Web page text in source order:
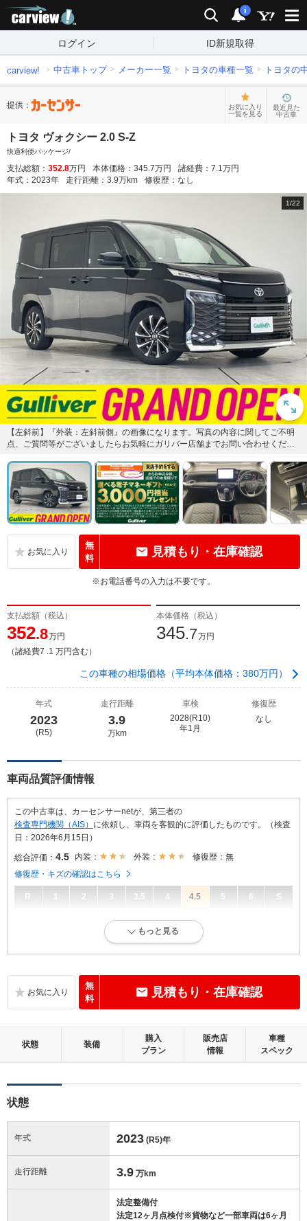
検索 通知
i
ログイン ID新規取得
carview! 中古車トップ メーカー一覧 トヨタの車種一覧 トヨタの
提供：
お気に入り
一覧を見る
最近見た
中古車
トヨタ ヴォクシー 2.0 S-Z
快適利便パッケージ/
支払総額： 352.8万円 本体価格： 345.7万円 諸経費： 7.1万円
年式： 2023年 走行距離： 3.9万km 修復歴： なし
1/22
【左斜前】『外装：左斜前側』の画像になります。写真の内容に関してご不明
点、ご質問等がございましたらお気軽にガリバー店舗までお問い合わせくださ
無
料
見積もり・在庫確認
※お電話番号の入力は不要です。
支払総額（税込）
352.8万円
（諸経費7 .1 万円含む）
本体価格（税込）
345.7万円
この車種の相場価格（平均本体価格：380万円）
年式
2023
(R5)
走行距離
3.9
万km
車検
2028(R10)
年1月
修復歴
なし
車両品質評価情報
この中古車は、カーセンサーnetが、第三者の
検査専門機関（AIS） に依頼し、車両を客観的に評価したものです。（検査
日：2026年6月15日）
総合評価： 4.5 内装： 外装：
修復歴：無
修復歴・キズの確認はこちら
R 1 2 3 3.5 4 4.5 5 6 S
内外装に目立たない軽微なキズ、ヘコミが少し認められますが、良好な
目立たない軽微なダメージはありますが、良好な状態です。
外装：
キズ、ヘコミなどが少なく、あっても目立たない、良好な状態です。
もっと見る
無
料
見積もり・在庫確認
状態 装備
購入
プラン
販売店
情報
車種
スペック
状態
年式 2023 (R5)年
走行距離 3.9 万km
法定整備付
法定12ヶ月点検付※貨物など一部車両は6ヶ月